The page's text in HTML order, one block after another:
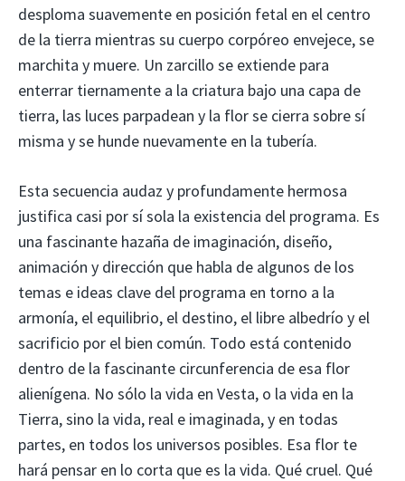
desploma suavemente en posición fetal en el centro
de la tierra mientras su cuerpo corpóreo envejece, se
marchita y muere. Un zarcillo se extiende para
enterrar tiernamente a la criatura bajo una capa de
tierra, las luces parpadean y la flor se cierra sobre sí
misma y se hunde nuevamente en la tubería.
Esta secuencia audaz y profundamente hermosa
justifica casi por sí sola la existencia del programa. Es
una fascinante hazaña de imaginación, diseño,
animación y dirección que habla de algunos de los
temas e ideas clave del programa en torno a la
armonía, el equilibrio, el destino, el libre albedrío y el
sacrificio por el bien común. Todo está contenido
dentro de la fascinante circunferencia de esa flor
alienígena. No sólo la vida en Vesta, o la vida en la
Tierra, sino la vida, real e imaginada, y en todas
partes, en todos los universos posibles. Esa flor te
hará pensar en lo corta que es la vida. Qué cruel. Qué